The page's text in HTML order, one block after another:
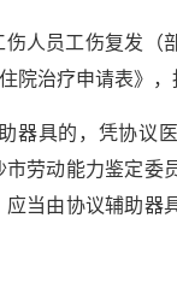
人员工伤复发（
院治疗申请表》，
具的，凭协议
劳动能力鉴定委
当由协议辅助器